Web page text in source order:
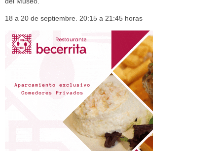
18 a 20 de septiembre. 20:15 a 21:45 horas